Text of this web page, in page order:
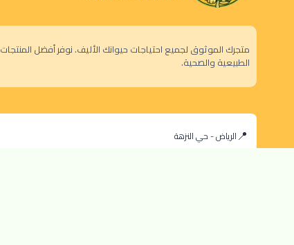
متجرك الموثوق لجميع احتياجات حيوانك الأليف. نوفر أفضل المنتجات
الطبيعية والصحية.
الرياض - حي النزهة